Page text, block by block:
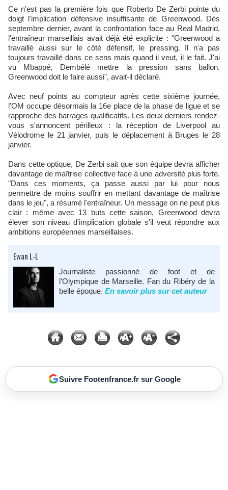
Ce n'est pas la première fois que Roberto De Zerbi pointe du
doigt l'implication défensive insuffisante de Greenwood. Dès
septembre dernier, avant la confrontation face au Real Madrid,
l'entraîneur marseillais avait déjà été explicite : "Greenwood a
travaillé aussi sur le côté défensif, le pressing. Il n'a pas
toujours travaillé dans ce sens mais quand il veut, il le fait. J'ai
vu Mbappé, Dembélé mettre la pression sans ballon.
Greenwood doit le faire aussi", avait-il déclaré.
Avec neuf points au compteur après cette sixième journée,
l'OM occupe désormais la 16e place de la phase de ligue et se
rapproche des barrages qualificatifs. Les deux derniers rendez-
vous s'annoncent périlleux : la réception de Liverpool au
Vélodrome le 21 janvier, puis le déplacement à Bruges le 28
janvier.​
Dans cette optique, De Zerbi sait que son équipe devra afficher
davantage de maîtrise collective face à une adversité plus forte.
"Dans ces moments, ça passe aussi par lui pour nous
permettre de moins souffrir en mettant davantage de maîtrise
dans le jeu", a résumé l'entraîneur. Un message on ne peut plus
clair : même avec 13 buts cette saison, Greenwood devra
élever son niveau d'implication globale s'il veut répondre aux
ambitions européennes marseillaises.​
Ewan L-L
Journaliste passionné de foot et de
l'Olympique de Marseille. Fan du Ribéry de la
belle époque. En savoir plus sur cet auteur
Suivre Footenfrance.fr sur Google